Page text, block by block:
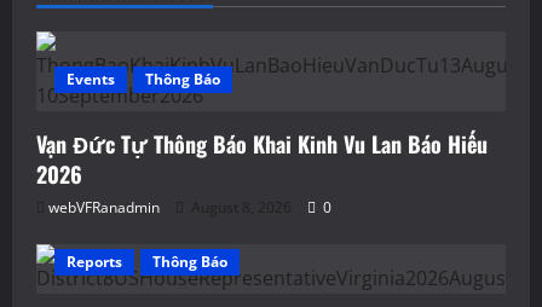
Events Thông Báo
Vạn Đức Tự Thông Báo Khai Kinh Vu Lan Báo Hiếu
2026
webVFRanadmin August 8, 2026 0
Reports Thông Báo